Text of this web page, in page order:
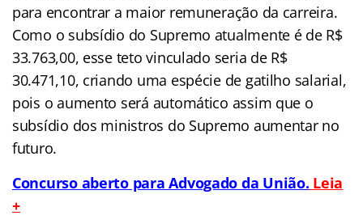
para encontrar a maior remuneração da carreira.
Como o subsídio do Supremo atualmente é de R$
33.763,00, esse teto vinculado seria de R$
30.471,10, criando uma espécie de gatilho salarial,
pois o aumento será automático assim que o
subsídio dos ministros do Supremo aumentar no
futuro.
Concurso aberto para Advogado da União. Leia
+